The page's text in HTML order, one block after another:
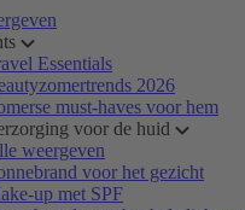
Essentials
2026
must-haves voor hem
voor de huid
weergeven
voor het gezicht
up met SPF